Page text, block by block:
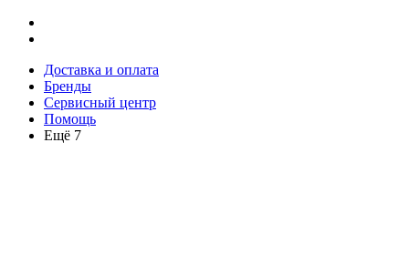
Доставка и оплата
Бренды
Сервисный центр
Помощь
Ещё 7